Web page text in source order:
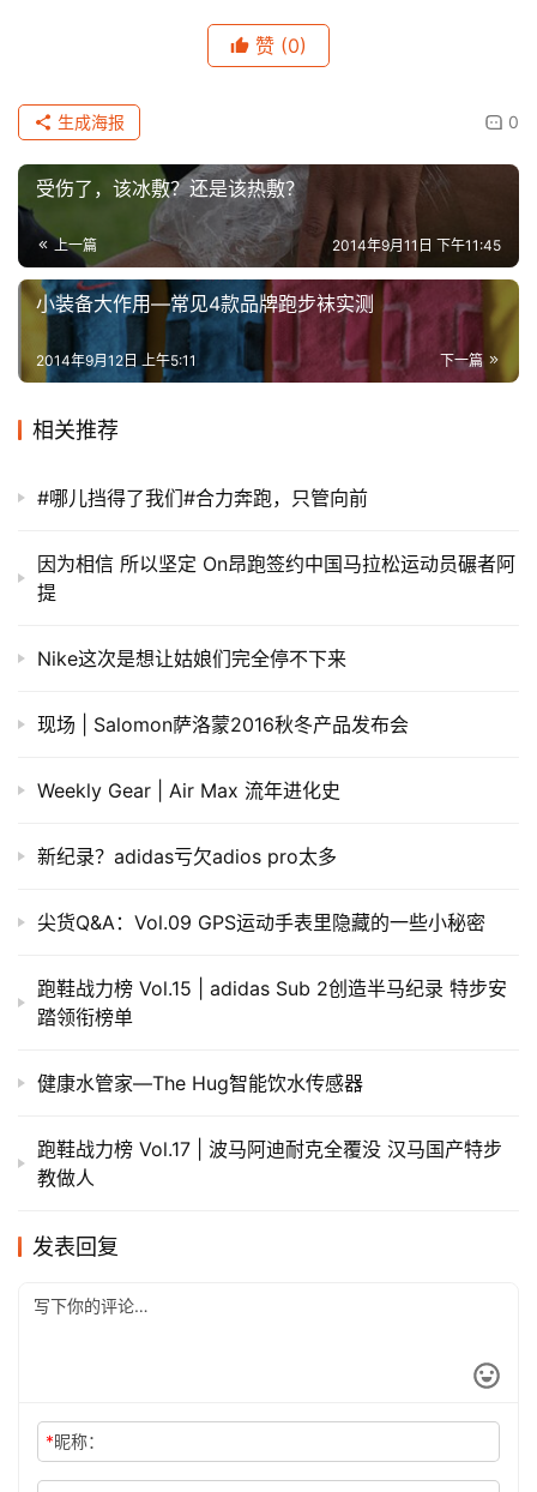
赞 (0)
0
生成海报
受伤了，该冰敷？还是该热敷？
上一篇 2014年9月11日 下午11:45
小装备大作用—常见4款品牌跑步袜实测
下一篇
2014年9月12日 上午5:11
相关推荐
#哪儿挡得了我们#合力奔跑，只管向前
因为相信 所以坚定 On昂跑签约中国马拉松运动员碾者阿
提
​Nike这次是想让姑娘们完全停不下来
现场 | Salomon萨洛蒙2016秋冬产品发布会
Weekly Gear | Air Max 流年进化史
新纪录？adidas亏欠adios pro太多
尖货Q&A：Vol.09 GPS运动手表里隐藏的一些小秘密
跑鞋战力榜 Vol.15 | adidas Sub 2创造半马纪录 特步安
踏领衔榜单
健康水管家—The Hug智能饮水传感器
跑鞋战力榜 Vol.17 | 波马阿迪耐克全覆没 汉马国产特步
教做人
发表回复
*昵称：